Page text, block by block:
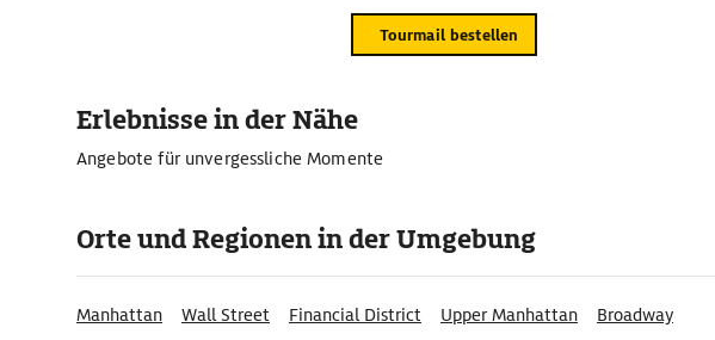
Tourmail bestellen
Erlebnisse in der Nähe
Angebote für unvergessliche Momente
Orte und Regionen in der Umgebung
Manhattan Wall Street Financial District Upper Manhattan
Broadway